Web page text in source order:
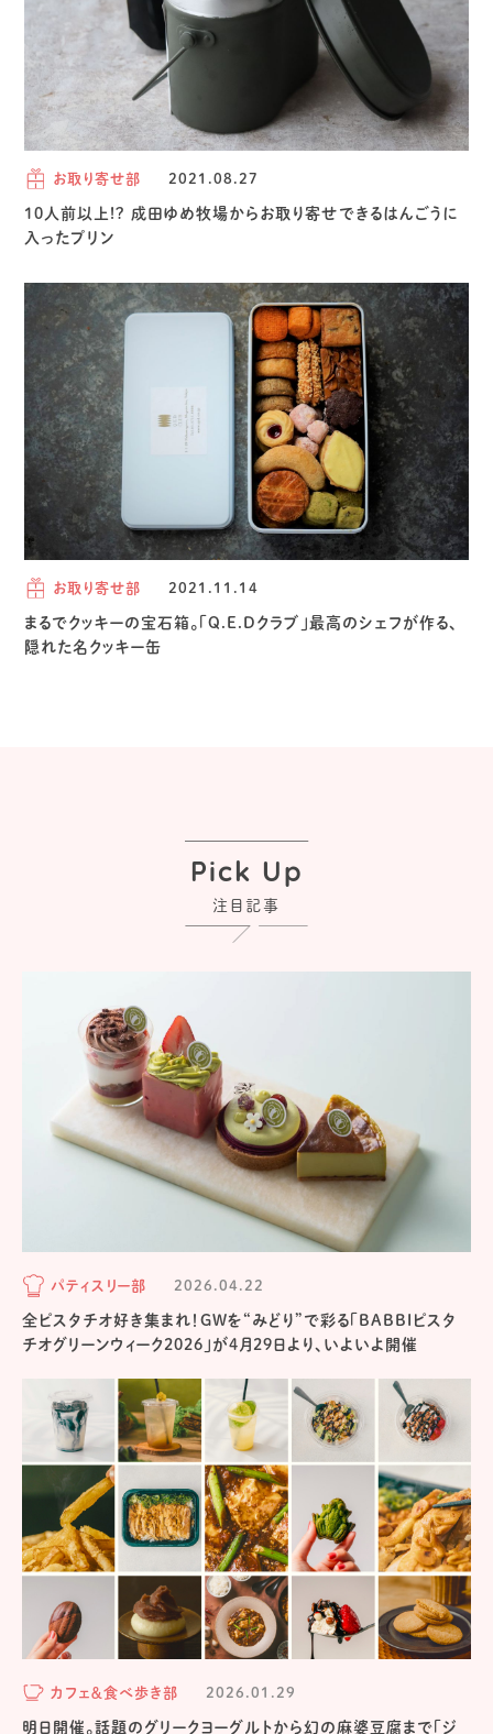
お取り寄せ部 2021.08.27
10人前以上!? 成田ゆめ牧場からお取り寄せできるはんごうに
入ったプリン
お取り寄せ部 2021.11.14
まるでクッキーの宝石箱。「Q.E.Dクラブ」最高のシェフが作る、
隠れた名クッキー缶
Pick Up
注目記事
パティスリー部 2026.04.22
全ピスタチオ好き集まれ！GWを“みどり”で彩る「BABBIピスタ
チオグリーンウィーク2026」が4月29日より、いよいよ開催
カフェ＆食べ歩き部 2026.01.29
明日開催。話題のグリークヨーグルトから幻の麻婆豆腐まで「ジ